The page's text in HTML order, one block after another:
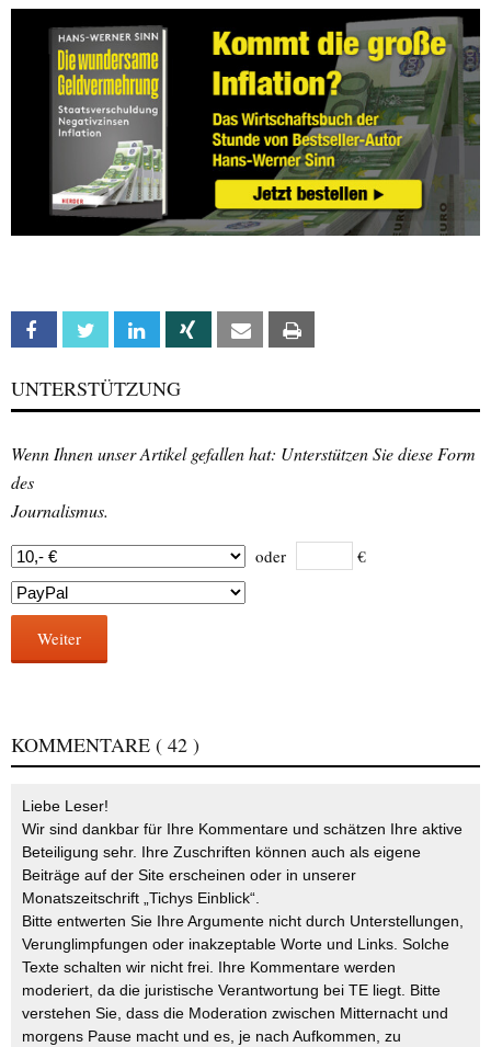
Facebook Twitter Linkedin Xing Email
UNTERSTÜTZUNG
Wenn Ihnen unser Artikel gefallen hat: Unterstützen Sie diese Form
des
Journalismus.
oder €
Weiter
KOMMENTARE ( 42 )
Liebe Leser!
Wir sind dankbar für Ihre Kommentare und schätzen Ihre aktive
Beteiligung sehr. Ihre Zuschriften können auch als eigene
Beiträge auf der Site erscheinen oder in unserer
Monatszeitschrift „Tichys Einblick“.
Bitte entwerten Sie Ihre Argumente nicht durch Unterstellungen,
Verunglimpfungen oder inakzeptable Worte und Links. Solche
Texte schalten wir nicht frei. Ihre Kommentare werden
moderiert, da die juristische Verantwortung bei TE liegt. Bitte
verstehen Sie, dass die Moderation zwischen Mitternacht und
morgens Pause macht und es, je nach Aufkommen, zu